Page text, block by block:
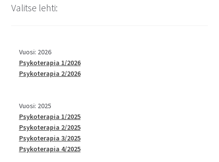
Valitse lehti:
Vuosi: 2026
Psykoterapia 1/2026
Psykoterapia 2/2026
Vuosi: 2025
Psykoterapia 1/2025
Psykoterapia 2/2025
Psykoterapia 3/2025
Psykoterapia 4/2025